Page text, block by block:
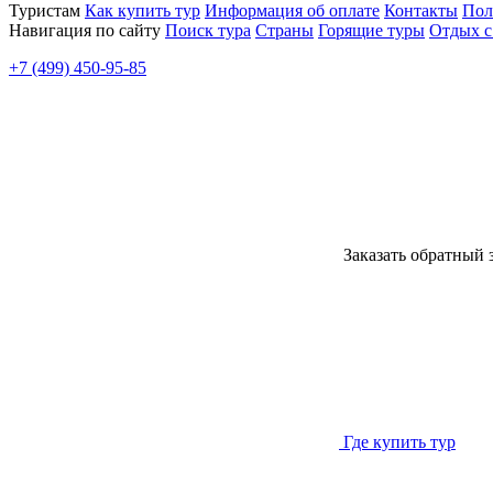
Туристам Как купить тур Информация об оплате Контакты
Навигация по сайту Поиск тура Страны Горящие туры Отдых
+7 (499) 450-95-85
Заказать обратный
Где купить тур